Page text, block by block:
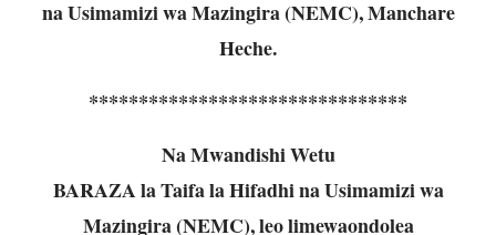
na Usimamizi wa Mazingira (NEMC), Manchare
Heche.
********************************
Na Mwandishi Wetu
BARAZA la Taifa la Hifadhi na Usimamizi wa
Mazingira (NEMC), leo limewaondolea